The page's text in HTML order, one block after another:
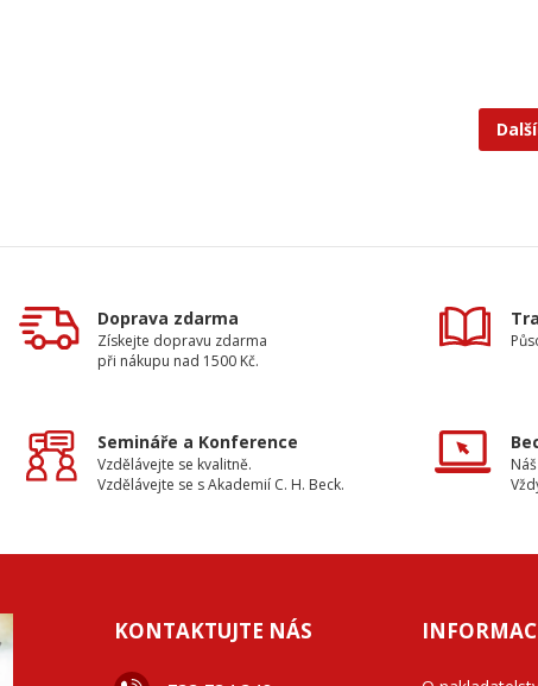
Doprava zdarma
Získejte dopravu zdarma
při nákupu nad 1500 Kč.
Semináře a Konference
Vzdělávejte se kvalitně.
Vzdělávejte se s Akademií C. H. Beck.
KONTAKTUJTE NÁS